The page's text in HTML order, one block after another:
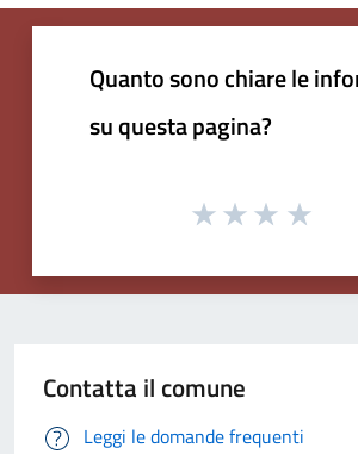
Quanto sono chiare le
su questa pagina?
Contatta il comune
Leggi le domande frequenti